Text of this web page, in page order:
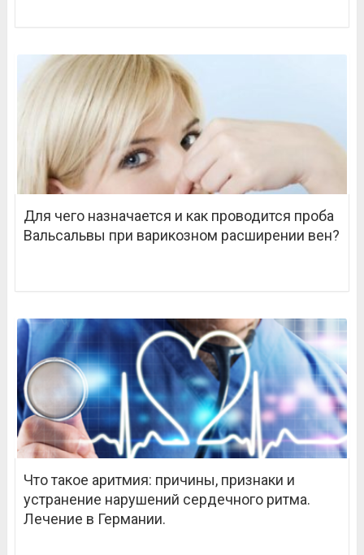
Для чего назначается и как проводится проба
Вальсальвы при варикозном расширении вен?
Что такое аритмия: причины, признаки и
устранение нарушений сердечного ритма.
Лечение в Германии.